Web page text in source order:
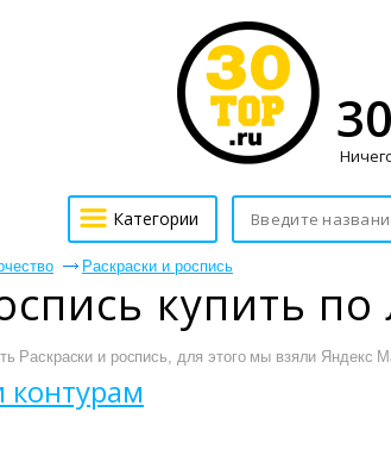
Раскраски и роспись
купить
Раскраски и роспись, для этого мы взяли Яндекс
Категории